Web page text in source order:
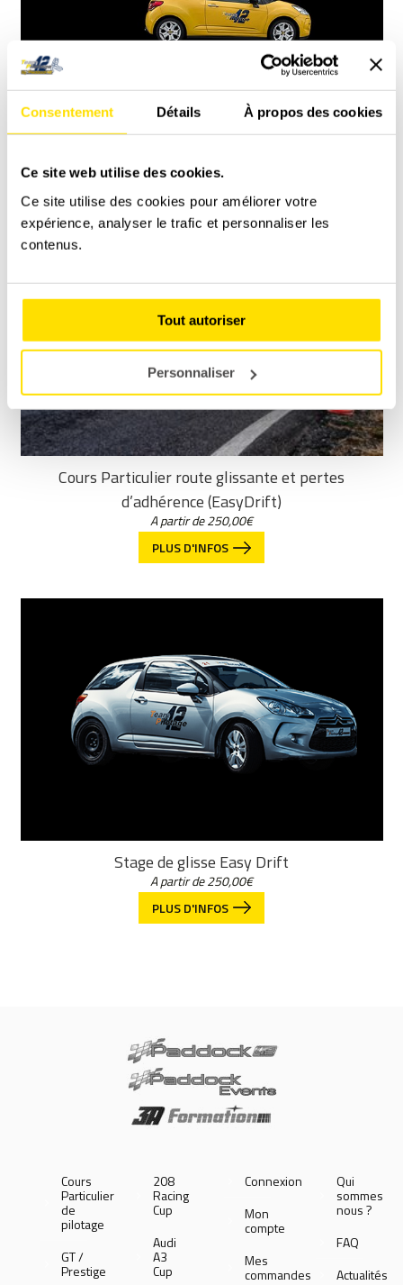
Consentement Détails À propos des cookies
Ce site web utilise des cookies.
Ce site utilise des cookies pour améliorer votre
expérience, analyser le trafic et personnaliser les
contenus.
Tout autoriser
Personnaliser
Découverte Pilotage
A partir de290,00€
PLUS D'INFOS
Cours Particulier route glissante et pertes
d’adhérence (EasyDrift)
A partir de250,00€
PLUS D'INFOS
Stage de glisse Easy Drift
A partir de250,00€
PLUS D'INFOS
Cours
Particulier
de
pilotage
GT /
Prestige
208
Racing
Cup
Audi
A3
Cup
Connexion
Mon
compte
Mes
commandes
Qui
sommes
nous ?
FAQ
Actualités